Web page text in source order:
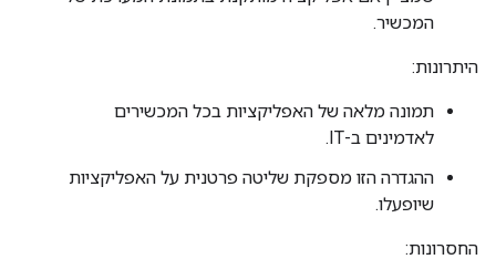
המכשיר.
היתרונות:
תמונה מלאה של האפליקציות בכל המכשירים
לאדמינים ב-IT.
ההגדרה הזו מספקת שליטה פרטנית על האפליקציות
שיופעלו.
החסרונות: